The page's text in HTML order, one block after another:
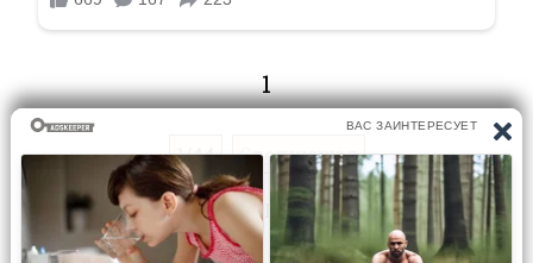
1
1/44 Следующая
Перейти на страницу: